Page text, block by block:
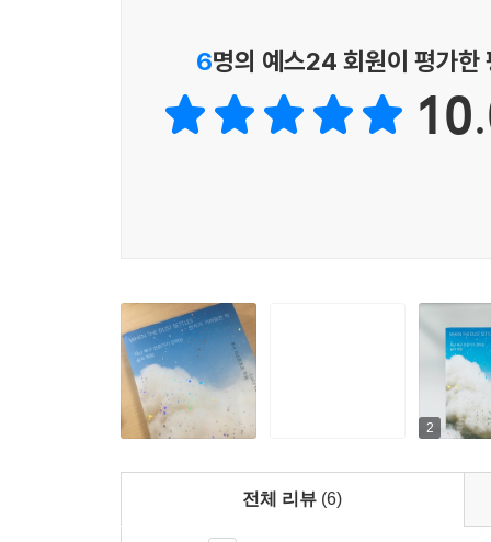
그러나 이스트호프의 시선은 거기에 머물지 않
사실을 그는 끊임없이 강조한다. 반복되는 비극
세월호와 이태원 참사, 성수대교와 삼풍백화점
시간이 지나면서 다짐은 희미해지고 슬픔은 일
다시 세울 것인지는 충분히 고민하지 못했다. 과
이 질문을 우리 앞에 놓으며, 재난이 남긴 상처 앞
『먼지가 가라앉은 뒤』는 단순한 수습의 기록
어떻게 다시 시작할 것인지, 상실을 넘어 어
이스트호프가 전하는 ‘복구의 언어’는 재난의
6명의 예스24 회원이 평가한
2
전체 리뷰 (6)